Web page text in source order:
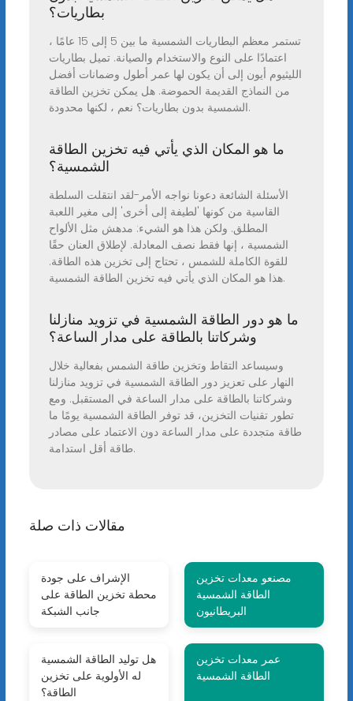
بطاريات؟
تستمر معظم البطاريات الشمسية ما بين 5 إلى 15 عامًا ،
اعتمادًا على النوع والاستخدام والصيانة. تميل بطاريات
الليثيوم أيون إلى أن يكون لها عمر أطول وضمانات أفضل
من النماذج القديمة الحموضة. هل يمكن تخزين الطاقة
الشمسية بدون بطاريات؟ نعم ، لكنها محدودة.
ما هو المكان الذي يأتي فيه تخزين الطاقة
الشمسية؟
الأسئلة الشائعة دعونا نواجه الأمر-لقد انتقلت السلطة
القاسية من كونها 'لطيفة إلى أخرى' إلى مغير اللعبة
المطلق. ولكن هذا هو الشيء: مدهش مثل الألواح
الشمسية ، إنها فقط نصف المعادلة. لإطلاق العنان حقًا
للقوة الكاملة للشمس ، تحتاج إلى تخزين هذه الطاقة.
هذا هو المكان الذي يأتي فيه تخزين الطاقة الشمسية.
ما هو دور الطاقة الشمسية في تزويد منازلنا
وشركاتنا بالطاقة على مدار الساعة؟
وسيساعد التقاط وتخزين طاقة الشمس بفعالية خلال
النهار على تعزيز دور الطاقة الشمسية في تزويد منازلنا
وشركاتنا بالطاقة على مدار الساعة في المستقبل. ومع
تطور تقنيات التخزين، قد توفر الطاقة الشمسية يومًا ما
طاقة متجددة على مدار الساعة دون الاعتماد على مصادر
طاقة أقل استدامة.
مقالات ذات صلة
الإشراف على جودة
محطة تخزين الطاقة على
جانب الشبكة
مصنعو معدات تخزين
الطاقة الشمسية
البريطانيون
هل توليد الطاقة الشمسية
له الأولوية على تخزين
الطاقة؟
عمر معدات تخزين
الطاقة الشمسية